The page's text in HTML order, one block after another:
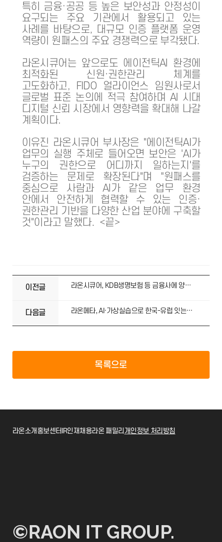
특히 금융·공공 등 높은 보안성과 안정성이
요구되는 주요 기관에서 활용되고 있는
사례를 바탕으로, 대규모 인증 플랫폼 운영
역량이 원패스의 주요 경쟁력으로 부각됐다.
라온시큐어는 앞으로도 에이전틱AI 환경에
최적화된 신원·권한관리 체계를
고도화하고, FIDO 얼라이언스 임원사로서
글로벌 표준 논의에 적극 참여하며 AI 시대
디지털 신뢰 시장에서 영향력을 확대해 나갈
계획이다.
이유진 라온시큐어 부사장은 "에이전틱AI가
업무의 실행 주체로 들어오면 보안은 'AI가
누구의 권한으로 어디까지 일하는지'를
검증하는 문제로 확장된다"며 "원패스를
중심으로 사람과 AI가 같은 업무 환경
안에서 안전하게 협력할 수 있는 인증·
권한관리 기반을 다양한 산업 분야에 구축할
것"이라고 말했다. <끝>
이전글 라온시큐어, KDB생명보험 등 금융사에 양자내성암호 공급 확대
다음글 라온메타, AI·가상실습으로 한국-유럽 잇는 글로벌 협력 모델 만든다
목록으로
라온소개 홍보센터 IR인재채용라온 패밀리 개인정보 처리방침
©RAON IT GROUP.